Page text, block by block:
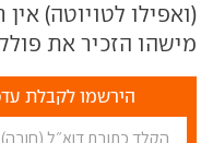
(ואפילו לטויוטה)
מישהו הזכיר את
הירשמו לקבלת